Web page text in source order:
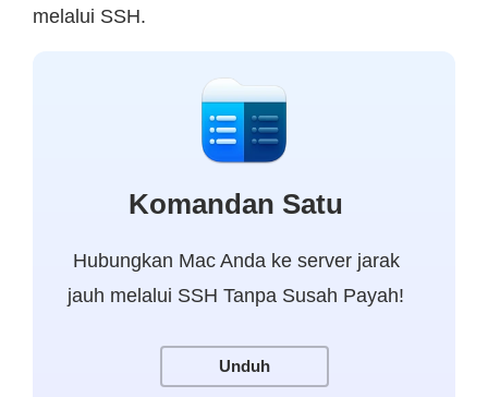
melalui SSH.
Komandan Satu
Hubungkan Mac Anda ke server jarak
jauh melalui SSH Tanpa Susah Payah!
Unduh